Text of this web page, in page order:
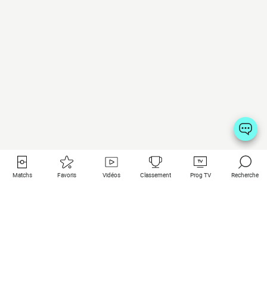
Matchs Favoris Vidéos Classement Prog TV Recherche